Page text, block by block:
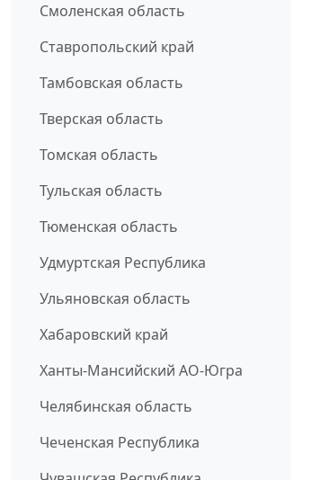
Смоленская область
Ставропольский край
Тамбовская область
Тверская область
Томская область
Тульская область
Тюменская область
Удмуртская Республика
Ульяновская область
Хабаровский край
Ханты-Мансийский АО-Югра
Челябинская область
Чеченская Республика